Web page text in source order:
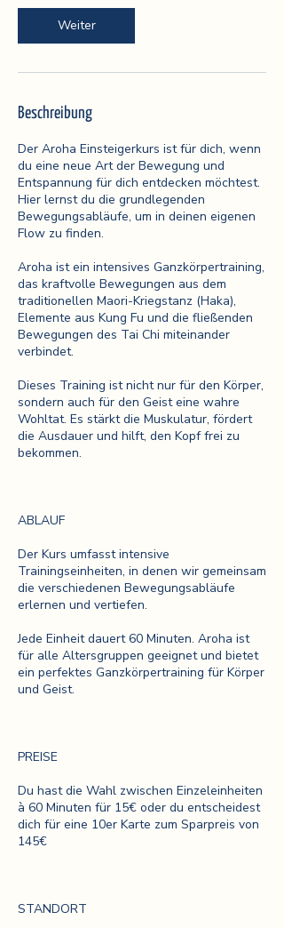
Weiter
Beschreibung
Der Aroha Einsteigerkurs ist für dich, wenn
du eine neue Art der Bewegung und
Entspannung für dich entdecken möchtest.
Hier lernst du die grundlegenden
Bewegungsabläufe, um in deinen eigenen
Flow zu finden.
Aroha ist ein intensives Ganzkörpertraining,
das kraftvolle Bewegungen aus dem
traditionellen Maori-Kriegstanz (Haka),
Elemente aus Kung Fu und die fließenden
Bewegungen des Tai Chi miteinander
verbindet.
Dieses Training ist nicht nur für den Körper,
sondern auch für den Geist eine wahre
Wohltat. Es stärkt die Muskulatur, fördert
die Ausdauer und hilft, den Kopf frei zu
bekommen.
ABLAUF
Der Kurs umfasst intensive
Trainingseinheiten, in denen wir gemeinsam
die verschiedenen Bewegungsabläufe
erlernen und vertiefen.
Jede Einheit dauert 60 Minuten. Aroha ist
für alle Altersgruppen geeignet und bietet
ein perfektes Ganzkörpertraining für Körper
und Geist.
PREISE
Du hast die Wahl zwischen Einzeleinheiten
à 60 Minuten für 15€ oder du entscheidest
dich für eine 10er Karte zum Sparpreis von
145€
STANDORT